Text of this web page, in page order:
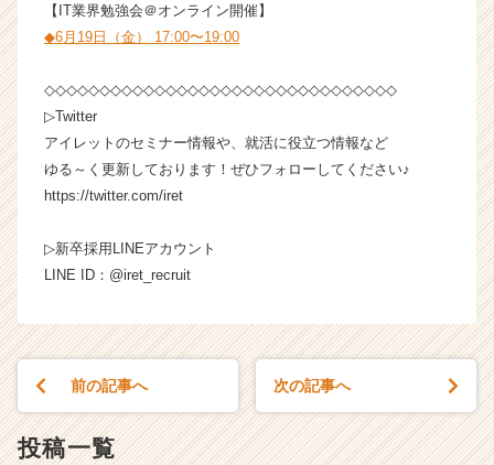
【IT業界勉強会＠オンライン開催】
◆6月19日（金） 17:00〜19:00
◇◇◇◇◇◇◇◇◇◇◇◇◇◇◇◇◇◇◇◇◇◇◇◇◇◇◇◇◇◇◇◇
▷Twitter
アイレットのセミナー情報や、就活に役立つ情報など
ゆる～く更新しております！ぜひフォローしてください♪
https://twitter.com/iret
▷新卒採用LINEアカウント
LINE ID：@iret_recruit
前の記事へ 次の記事へ
投稿一覧